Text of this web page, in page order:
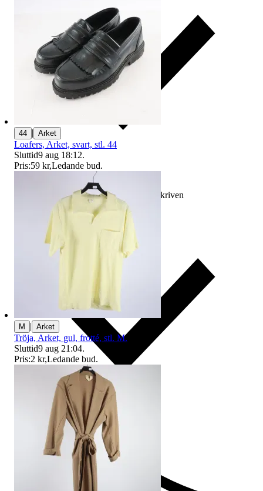
Ersättning om varan inte är som beskriven
Ersättning om du inte får din vara
44 | Arket
Loafers, Arket, svart, stl. 44
Sluttid9 aug 18:12.
Pris:59 kr,Ledande bud.
M | Arket
Tröja, Arket, gul, frotté, stl. M.
Sluttid9 aug 21:04.
Pris:2 kr,Ledande bud.